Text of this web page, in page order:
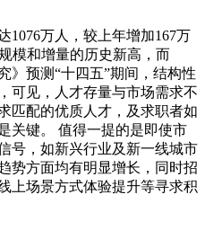
1076万人，较上年增加167万
模和增量的历史新高，而
》预测“十四五”期间，结构性
可见，人才存量与市场需求不
匹配的优质人才，及求职者如
关键。 值得一提的是即使市
号，如新兴行业及新一线城市
势方面均有明显增长，同时招
上场景方式体验提升等寻求积